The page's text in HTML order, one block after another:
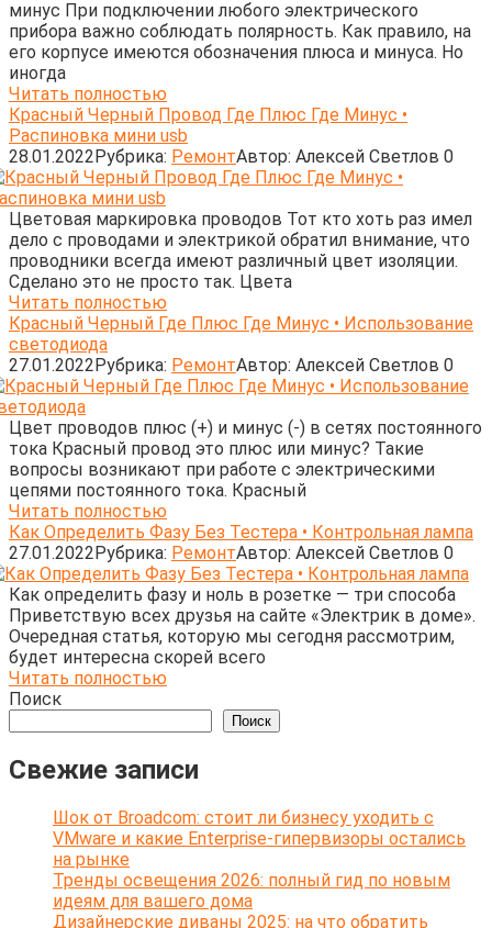
минус При подключении любого электрического
прибора важно соблюдать полярность. Как правило, на
его корпусе имеются обозначения плюса и минуса. Но
иногда
Читать полностью
Красный Черный Провод Где Плюс Где Минус •
Распиновка мини usb
28.01.2022Рубрика: РемонтАвтор: Алексей Светлов 0
Цветовая маркировка проводов Тот кто хоть раз имел
дело с проводами и электрикой обратил внимание, что
проводники всегда имеют различный цвет изоляции.
Сделано это не просто так. Цвета
Читать полностью
Красный Черный Где Плюс Где Минус • Использование
светодиода
27.01.2022Рубрика: РемонтАвтор: Алексей Светлов 0
Цвет проводов плюс (+) и минус (-) в сетях постоянного
тока Красный провод это плюс или минус? Такие
вопросы возникают при работе с электрическими
цепями постоянного тока. Красный
Читать полностью
Как Определить Фазу Без Тестера • Контрольная лампа
27.01.2022Рубрика: РемонтАвтор: Алексей Светлов 0
Как определить фазу и ноль в розетке — три способа
Приветствую всех друзья на сайте «Электрик в доме».
Очередная статья, которую мы сегодня рассмотрим,
будет интересна скорей всего
Читать полностью
Поиск
Поиск
Свежие записи
Шок от Broadcom: стоит ли бизнесу уходить с
VMware и какие Enterprise-гипервизоры остались
на рынке
Тренды освещения 2026: полный гид по новым
идеям для вашего дома
Дизайнерские диваны 2025: на что обратить